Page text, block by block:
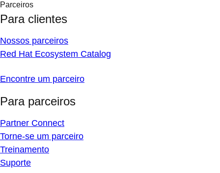
Parceiros
Para clientes
Nossos parceiros
Red Hat Ecosystem Catalog
Encontre um parceiro
Para parceiros
Partner Connect
Torne-se um parceiro
Treinamento
Suporte